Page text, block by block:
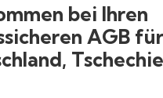
bei Ihren
AGB